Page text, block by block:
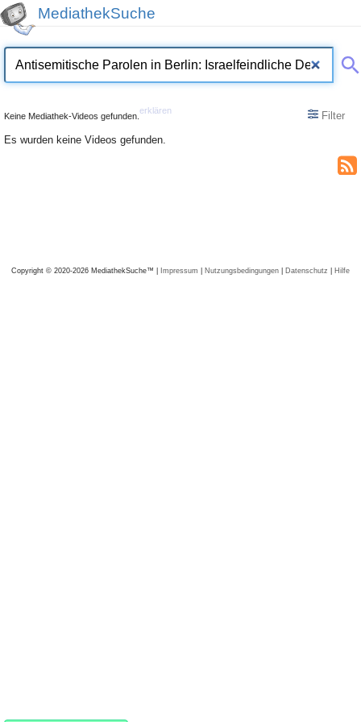
MediathekSuche
Keine Mediathek-Videos gefunden.
erklären
Filter
Es wurden keine Videos gefunden.
Copyright © 2020-2026 MediathekSuche™ | Impressum | Nutzungsbedingungen | Datenschutz | Hilfe